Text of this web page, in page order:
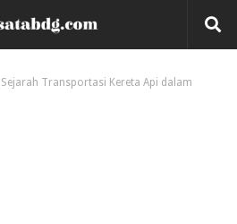
Sejarah Transportasi Kereta Api dalam